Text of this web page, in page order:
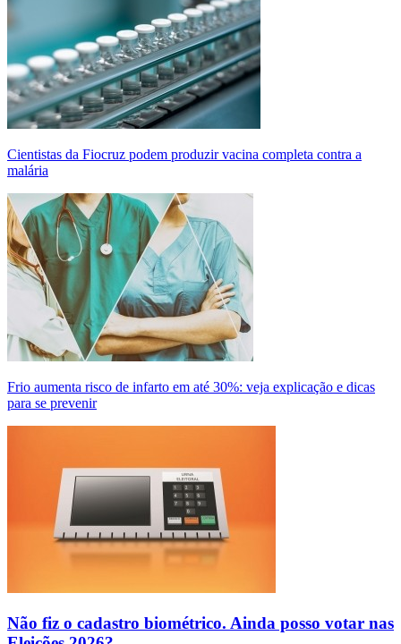
Cientistas da Fiocruz podem produzir vacina completa contra a
malária
Frio aumenta risco de infarto em até 30%: veja explicação e dicas
para se prevenir
Não fiz o cadastro biométrico. Ainda posso votar nas